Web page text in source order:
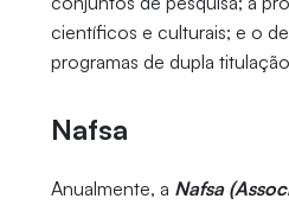
científicos e culturais; e o
programas de dupla
Nafsa
Anualmente, a Nafsa